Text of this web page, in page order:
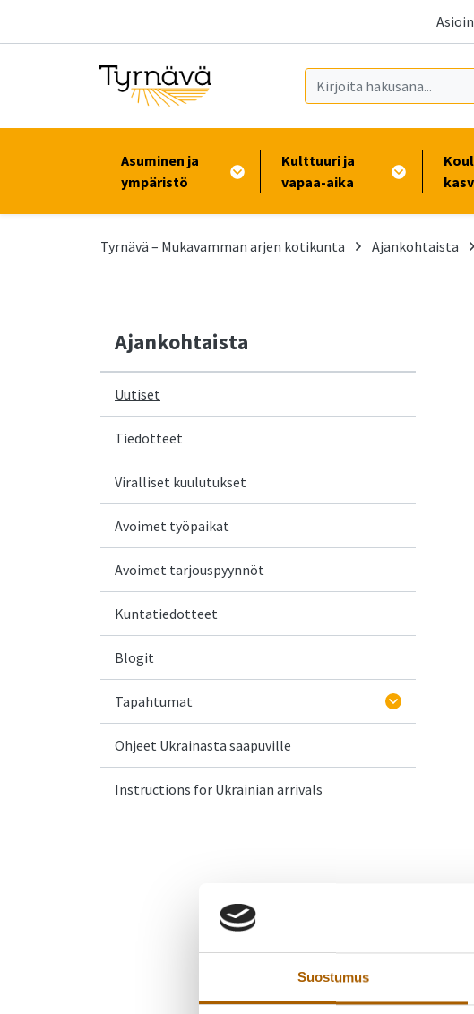
Suostumus
Asuminen ja
ympäristö
Kulttuuri ja
vapaa-aika
Tyrnävä – Mukavamman arjen kotikunta Ajankohtaista
Ajankohtaista
Uutiset
Tiedotteet
Viralliset kuulutukset
Avoimet työpaikat
Avoimet tarjouspyynnöt
Kuntatiedotteet
Blogit
Tapahtumat
Ohjeet Ukrainasta saapuville
Instructions for Ukrainian arrivals